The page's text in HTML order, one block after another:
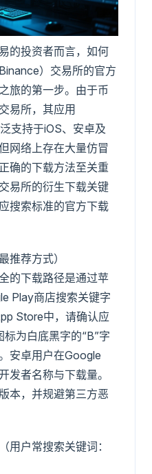
的投资者而言，如何
）交易所的官方
旅的第一步。由于币
易所，其应用
支持于iOS、安卓及
网络上存在大量仿冒
确的下载方法至关重
易所的衍生下载关键
搜索标准的官方下载
推荐方式）
的下载路径是通过苹
Play商店搜索关键字
Store中，请确认应
为白底黑字的“B”字
安卓用户在Google
发者名称与下载量。
本，并规避第三方恶
用户常搜索关键词：